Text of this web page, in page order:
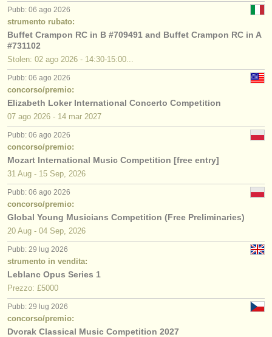
Pubb: 06 ago 2026
strumento rubato:
Buffet Crampon RC in B #709491 and Buffet Crampon RC in A
#731102
Stolen: 02 ago 2026 - 14:30-15:00...
Pubb: 06 ago 2026
concorso/premio:
Elizabeth Loker International Concerto Competition
07 ago 2026 - 14 mar 2027
Pubb: 06 ago 2026
concorso/premio:
Mozart International Music Competition [free entry]
31 Aug - 15 Sep, 2026
Pubb: 06 ago 2026
concorso/premio:
Global Young Musicians Competition (Free Preliminaries)
20 Aug - 04 Sep, 2026
Pubb: 29 lug 2026
strumento in vendita:
Leblanc Opus Series 1
Prezzo: £5000
Pubb: 29 lug 2026
concorso/premio:
Dvorak Classical Music Competition 2027